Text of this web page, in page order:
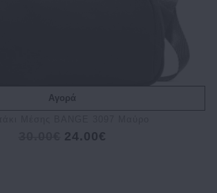
Αγορά
24.00€